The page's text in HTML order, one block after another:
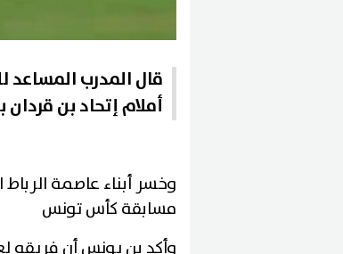
قال المدرب المساعد
أملام إتحاد بن قردان
وخسر أبناء عاصمة الرباط
مسابقة كأس تونس
وأكد بن يونس أن فريقه